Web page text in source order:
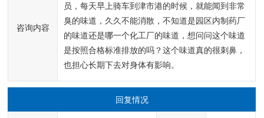
咨询内容
员，每天早上骑车到津市港的时候，就能闻到非常
臭的味道，久久不能消散，不知道是园区内制药厂
的味道还是哪一个化工厂的味道，想问问这个味道
是按照合格标准排放的吗？这个味道真的很刺鼻，
也担心长期下去对身体有影响。
回复情况